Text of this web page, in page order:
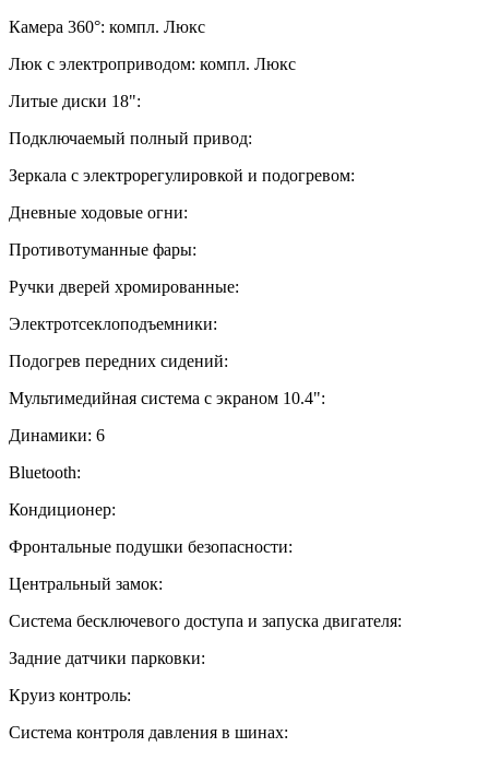
Камера 360°: компл. Люкс
Люк с электроприводом: компл. Люкс
Литые диски 18":
Подключаемый полный привод:
Зеркала с электрорегулировкой и подогревом:
Дневные ходовые огни:
Противотуманные фары:
Ручки дверей хромированные:
Электротсеклоподъемники:
Подогрев передних сидений:
Мультимедийная система с экраном 10.4":
Динамики: 6
Bluetooth:
Кондиционер:
Фронтальные подушки безопасности:
Центральный замок:
Система бесключевого доступа и запуска двигателя:
Задние датчики парковки:
Круиз контроль:
Система контроля давления в шинах: